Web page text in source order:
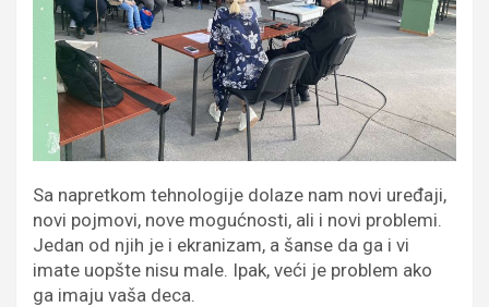
Sa napretkom tehnologije dolaze nam novi uređaji,
novi pojmovi, nove mogućnosti, ali i novi problemi.
Jedan od njih je i ekranizam, a šanse da ga i vi
imate uopšte nisu male. Ipak, veći je problem ako
ga imaju vaša deca.